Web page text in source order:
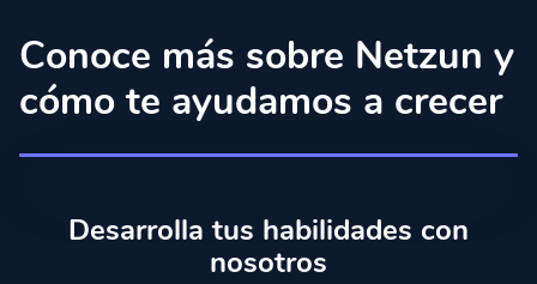
Conoce más sobre Netzun y
cómo te ayudamos a crecer
Desarrolla tus habilidades con
nosotros